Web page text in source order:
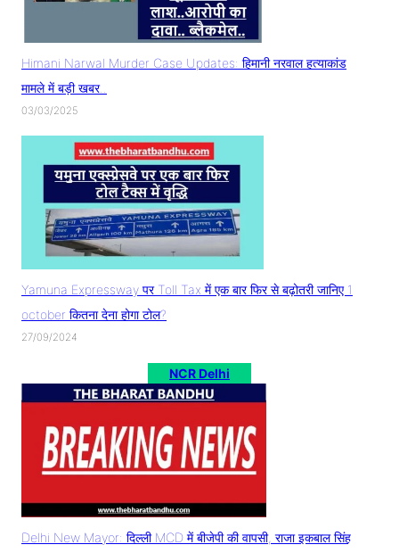
Himani Narwal Murder Case Updates: हिमानी नरवाल हत्याकांड
मामले में बड़ी खबर..
03/03/2025
Yamuna Expressway पर Toll Tax में एक बार फिर से बढ़ोतरी जानिए 1
october कितना देना होगा टोल?
27/09/2024
NCR Delhi
Delhi New Mayor: दिल्ली MCD में बीजेपी की वापसी, राजा इकबाल सिंह